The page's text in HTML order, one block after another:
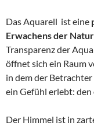
Das Aquarell ist eine
Erwachens der Natur
Transparenz der
öffnet sich ein Raum
in dem der
ein Gefühl erlebt: den
Der Himmel ist in